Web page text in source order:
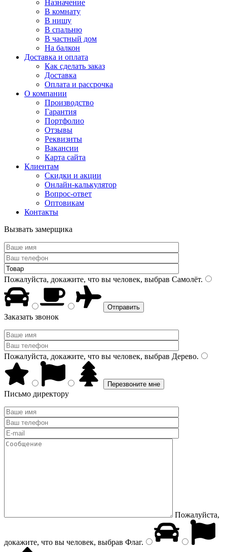
Назначение
В комнату
В нишу
В спальню
В частный дом
На балкон
Доставка и оплата
Как сделать заказ
Доставка
Оплата и рассрочка
О компании
Производство
Гарантия
Портфолио
Отзывы
Реквизиты
Вакансии
Карта сайта
Клиентам
Скидки и акции
Онлайн-калькулятор
Вопрос-ответ
Оптовикам
Контакты
Вызвать замерщика
Пожалуйста, докажите, что вы человек, выбрав Самолёт.
Заказать звонок
Пожалуйста, докажите, что вы человек, выбрав Дерево.
Письмо директору
Пожалуйста,
докажите, что вы человек, выбрав Флаг.